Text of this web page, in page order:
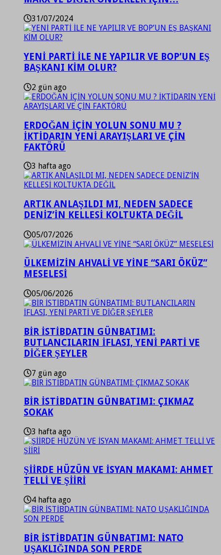
31/07/2024
YENİ PARTİ İLE NE YAPILIR VE BOP’UN EŞ
BAŞKANI KİM OLUR?
2 gün ago
ERDOĞAN İÇİN YOLUN SONU MU ?
İKTİDARIN YENİ ARAYIŞLARI VE ÇİN
FAKTÖRÜ
3 hafta ago
ARTIK ANLAŞILDI MI, NEDEN SADECE
DENİZ’İN KELLESİ KOLTUKTA DEĞİL
05/07/2026
ÜLKEMİZİN AHVALİ VE YİNE “SARI ÖKÜZ”
MESELESİ
05/06/2026
BİR İSTİBDATIN GÜNBATIMI:
BUTLANCILARIN İFLASI, YENİ PARTİ VE
DİĞER ŞEYLER
7 gün ago
BİR İSTİBDATIN GÜNBATIMI: ÇIKMAZ
SOKAK
3 hafta ago
ŞİİRDE HÜZÜN VE İSYAN MAKAMI: AHMET
TELLİ VE ŞİİRİ
4 hafta ago
BİR İSTİBDATIN GÜNBATIMI: NATO
UŞAKLIĞINDA SON PERDE